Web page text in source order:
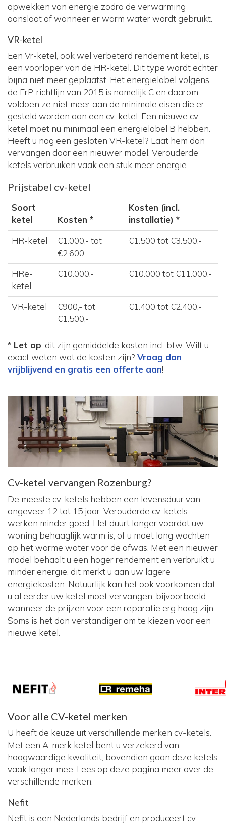
opwekken van energie zodra de verwarming
aanslaat of wanneer er warm water wordt gebruikt.
VR-ketel
Een Vr-ketel, ook wel verbeterd rendement ketel, is
een voorloper van de HR-ketel. Dit type wordt echter
bijna niet meer geplaatst. Het energielabel volgens
de ErP-richtlijn van 2015 is namelijk C en daarom
voldoen ze niet meer aan de minimale eisen die er
gesteld worden aan een cv-ketel. Een nieuwe cv-
ketel moet nu minimaal een energielabel B hebben.
Heeft u nog een gesloten VR-ketel? Laat hem dan
vervangen door een nieuwer model. Verouderde
ketels verbruiken vaak een stuk meer energie.
Prijstabel cv-ketel
Soort
ketel
Kosten *
Kosten (incl.
installatie) *
HR-ketel
€1.000,- tot
€2.600,-
€1.500 tot €3.500,-
HRe-
ketel
€10.000,- €10.000 tot €11.000,-
VR-ketel
€900,- tot
€1.500,-
€1.400 tot €2.400,-
* Let op: dit zijn gemiddelde kosten incl. btw. Wilt u
exact weten wat de kosten zijn? Vraag dan
vrijblijvend en gratis een offerte aan!
Cv-ketel vervangen Rozenburg?
De meeste cv-ketels hebben een levensduur van
ongeveer 12 tot 15 jaar. Verouderde cv-ketels
werken minder goed. Het duurt langer voordat uw
woning behaaglijk warm is, of u moet lang wachten
op het warme water voor de afwas. Met een nieuwer
model behaalt u een hoger rendement en verbruikt u
minder energie, dit merkt u aan uw lagere
energiekosten. Natuurlijk kan het ook voorkomen dat
u al eerder uw ketel moet vervangen, bijvoorbeeld
wanneer de prijzen voor een reparatie erg hoog zijn.
Soms is het dan verstandiger om te kiezen voor een
nieuwe ketel.
Voor alle CV-ketel merken
U heeft de keuze uit verschillende merken cv-ketels.
Met een A-merk ketel bent u verzekerd van
hoogwaardige kwaliteit, bovendien gaan deze ketels
vaak langer mee. Lees op deze pagina meer over de
verschillende merken.
Nefit
Nefit is een Nederlands bedrijf en produceert cv-